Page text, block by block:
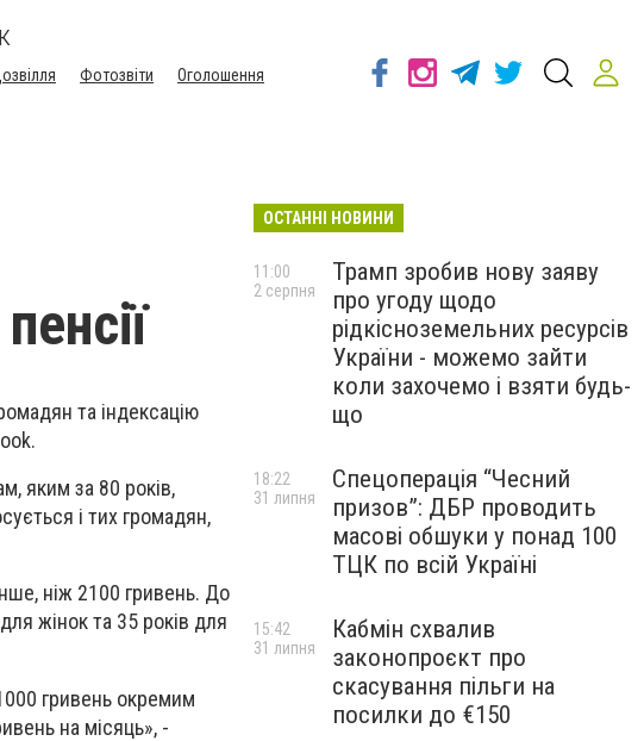
Фотозвіти
Оголошення
та індексацію
.
яким за 80 років,
і тих громадян,
ніж 2100 гривень. До
жінок та 35 років для
гривень окремим
на місяць», -
ОСТАННІ НОВИНИ
Трамп зробив нову заяву
про угоду щодо
рідкісноземельних ресурсів
України - можемо зайти
коли захочемо і взяти будь-
що
11:00
2 серпня
Спецоперація “Чесний
призов”: ДБР проводить
масові обшуки у понад 100
ТЦК по всій Україні
18:22
31 липня
Кабмін схвалив
законопроєкт про
скасування пільги на
посилки до €150
15:42
31 липня